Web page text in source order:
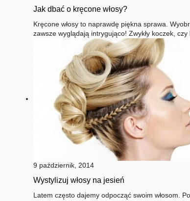
Jak dbać o kręcone włosy?
Kręcone włosy to naprawdę piękna sprawa.
zawsze wyglądają intrygująco! Zwykły koczek,
9 październik, 2014
Wystylizuj włosy na jesień
Latem często dajemy odpocząć swoim włosom.